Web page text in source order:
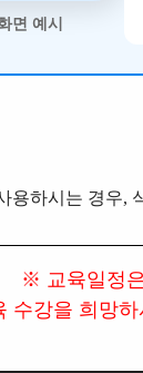
면 예시
용하시는 경우,
※ 교육일정
수강을 희망